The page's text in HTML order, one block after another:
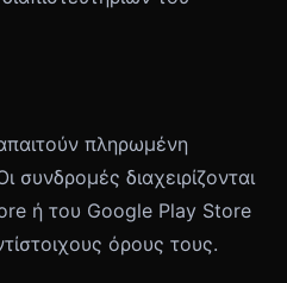
πληρωμένη
διαχειρίζονται
ή του Google Play Store
όρους τους.